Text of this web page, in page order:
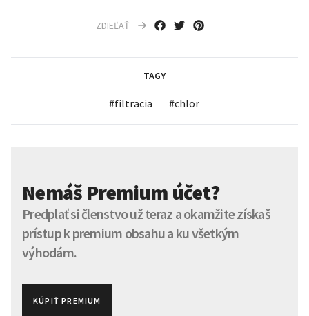
ZDIEĽAŤ
TAGY
#filtracia #chlor
Nemáš Premium účet?
Predplať si členstvo už teraz a okamžite získaš
prístup k premium obsahu a ku všetkým
výhodám.
KÚPIŤ PREMIUM